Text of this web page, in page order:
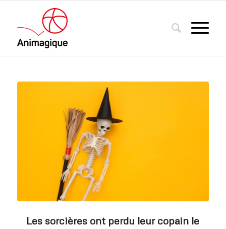
Les sorcières ont perdu leur copain le